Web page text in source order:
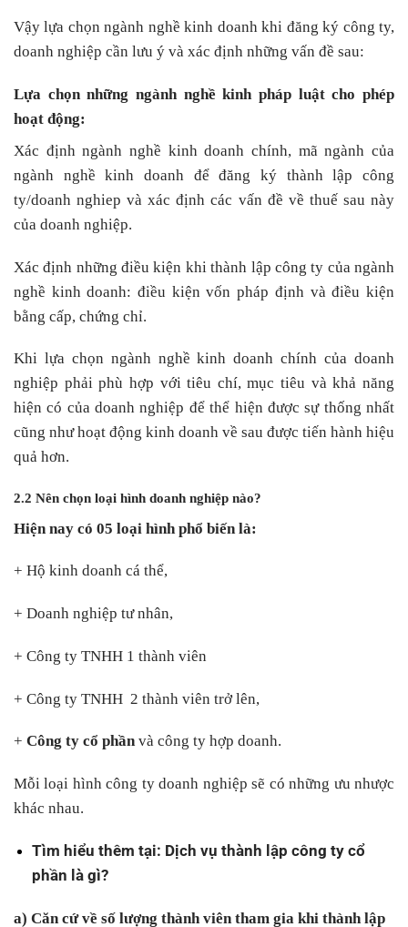
Vậy lựa chọn ngành nghề kinh doanh khi đăng ký công ty,
doanh nghiệp cần lưu ý và xác định những vấn đề sau:
Lựa chọn những ngành nghề kinh pháp luật cho phép
hoạt động:
Xác định ngành nghề kinh doanh chính, mã ngành của
ngành nghề kinh doanh để đăng ký thành lập công
ty/doanh nghiep và xác định các vấn đề về thuế sau này
của doanh nghiệp.
Xác định những điều kiện khi thành lập công ty của ngành
nghề kinh doanh: điều kiện vốn pháp định và điều kiện
bằng cấp, chứng chỉ.
Khi lựa chọn ngành nghề kinh doanh chính của doanh
nghiệp phải phù hợp với tiêu chí, mục tiêu và khả năng
hiện có của doanh nghiệp để thể hiện được sự thống nhất
cũng như hoạt động kinh doanh về sau được tiến hành hiệu
quả hơn.
2.2 Nên chọn loại hình doanh nghiệp nào?
Hiện nay có 05 loại hình phổ biến là:
+ Hộ kinh doanh cá thể,
+ Doanh nghiệp tư nhân,
+ Công ty TNHH 1 thành viên
+ Công ty TNHH 2 thành viên trở lên,
+ Công ty cổ phầnvà công ty hợp doanh.
Mỗi loại hình công ty doanh nghiệp sẽ có những ưu nhược
khác nhau.
Tìm hiểu thêm tại: Dịch vụ thành lập công ty cổ
phần là gì?
a) Căn cứ về số lượng thành viên tham gia khi thành lập